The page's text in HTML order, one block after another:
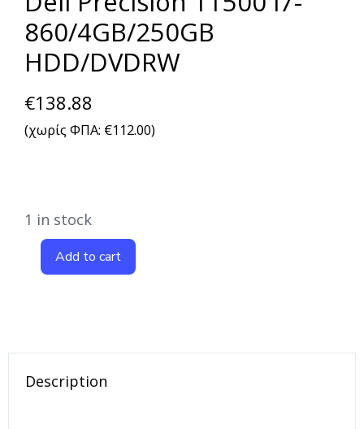
860/4GB/250GB
HDD/DVDRW
€138.88
(χωρίς ΦΠΑ: €112.00)
1 in stock
Add to cart
Description